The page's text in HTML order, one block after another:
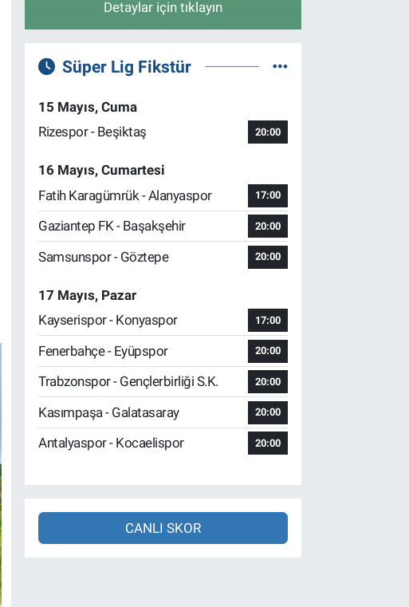
Detaylar için tıklayın
Süper Lig Fikstür
15 Mayıs, Cuma
Rizespor - Beşiktaş
20:00
16 Mayıs, Cumartesi
Fatih Karagümrük - Alanyaspor
17:00
Gaziantep FK - Başakşehir 20:00
Samsunspor - Göztepe 20:00
17 Mayıs, Pazar
Kayserispor - Konyaspor
17:00
Fenerbahçe - Eyüpspor 20:00
Trabzonspor - Gençlerbirliği S.K. 20:00
Kasımpaşa - Galatasaray 20:00
Antalyaspor - Kocaelispor 20:00
CANLI SKOR